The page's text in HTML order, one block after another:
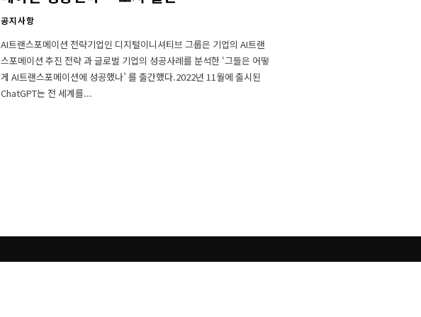
공지사항
AI트랜스포메이션 전략기업인 디지털이니셔티브 그룹은 기업의 AI트랜
스포메이션 추진 전략 과 글로벌 기업의 성공사례를 분석한 ‘그들은 어떻
게 AI트랜스포메이션에 성공했나’ 를 출간했다.2022년 11월에 출시된
ChatGPT는 전 세계를...